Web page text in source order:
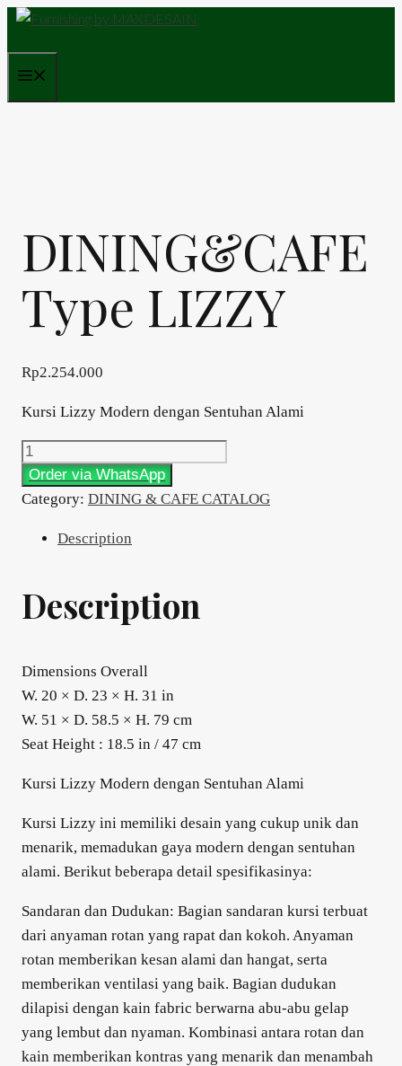
Skip
content
DINING&CAFE
Type LIZZY
Rp2.254.000
Kursi Lizzy Modern dengan Sentuhan Alami
DINING&CAFE
Type
LIZZY
Order via WhatsApp
Category: DINING & CAFE CATALOG
Description
Description
Dimensions Overall
W. 20 × D. 23 × H. 31 in
W. 51 × D. 58.5 × H. 79 cm
Seat Height : 18.5 in / 47 cm
Kursi Lizzy Modern dengan Sentuhan Alami
Kursi Lizzy ini memiliki desain yang cukup unik dan
menarik, memadukan gaya modern dengan sentuhan
alami. Berikut beberapa detail spesifikasinya:
Sandaran dan Dudukan: Bagian sandaran kursi terbuat
dari anyaman rotan yang rapat dan kokoh. Anyaman
rotan memberikan kesan alami dan hangat, serta
memberikan ventilasi yang baik. Bagian dudukan
dilapisi dengan kain fabric berwarna abu-abu gelap
yang lembut dan nyaman. Kombinasi antara rotan dan
kain memberikan kontras yang menarik dan menambah